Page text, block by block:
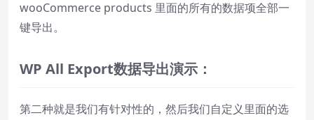
wooCommerce products 里面的所有的数据项全部一
键导出。
WP All Export数据导出演示：
第二种就是我们有针对性的，然后我们自定义里面的选